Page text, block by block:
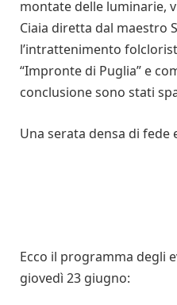
montate delle luminarie,
Ciaia diretta dal maestro
l’intrattenimento
“Impronte di Puglia” e
conclusione sono stati
Una serata densa di fede
Ecco il programma degli
giovedì 23 giugno: